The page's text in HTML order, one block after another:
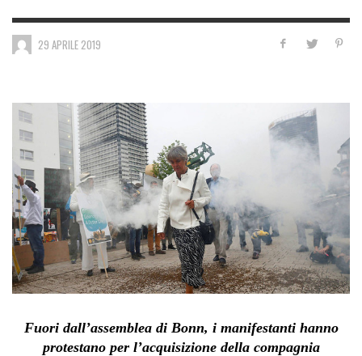
29 APRILE 2019
Fuori dall’assemblea di Bonn, i manifestanti hanno
protestano per l’acquisizione della compagnia